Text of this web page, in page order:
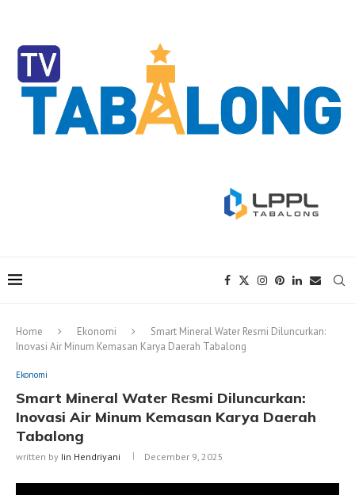
Home Ekonomi
Smart Mineral Water Resmi Diluncurkan:
Inovasi Air Minum Kemasan Karya Daerah Tabalong
Ekonomi
Smart Mineral Water Resmi Diluncurkan:
Inovasi Air Minum Kemasan Karya Daerah
Tabalong
written by Iin Hendriyani December 9, 2025